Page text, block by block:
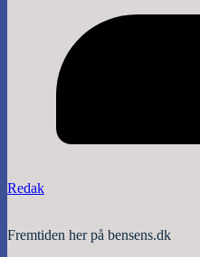
Redak
Fremtiden her på bensens.dk